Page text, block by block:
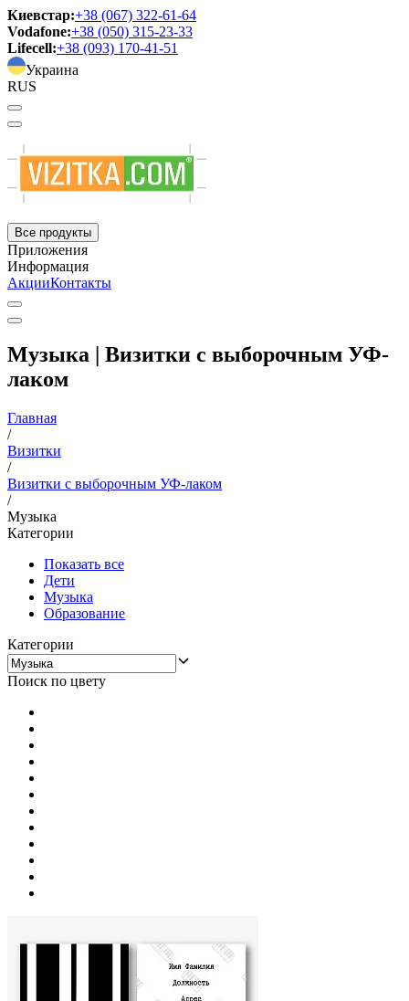
Киевстар:+38 (067) 322-61-64
Vodafone:+38 (050) 315-23-33
Lifecell:+38 (093) 170-41-51
Украина
RUS
Все продукты
Приложения
Информация
АкцииКонтакты
Музыка | Визитки с выборочным УФ-
лаком
Главная
/
Визитки
/
Визитки с выборочным УФ-лаком
/
Музыка
Категории
Показать все
Дети
Музыка
Образование
Категории
Поиск по цвету